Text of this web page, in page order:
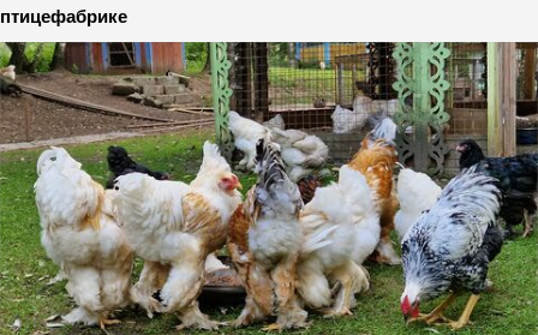
птицефабрике